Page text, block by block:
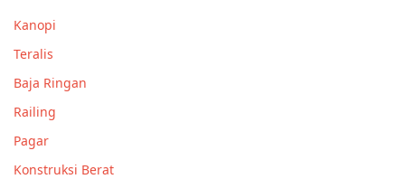
Kanopi
Teralis
Baja Ringan
Railing
Pagar
Konstruksi Berat